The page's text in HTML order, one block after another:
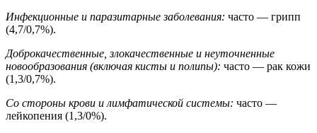
Инфекционные и паразитарные заболевания: часто — грипп
(4,7/0,7%).
Доброкачественные, злокачественные и неуточненные
новообразования (включая кисты и полипы): часто — рак кожи
(1,3/0,7%).
Со стороны крови и лимфатической системы: часто —
лейкопения (1,3/0%).